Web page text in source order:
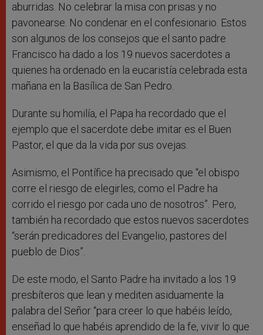
aburridas. No celebrar la misa con prisas y no
pavonearse. No condenar en el confesionario. Estos
son algunos de los consejos que el santo padre
Francisco ha dado a los 19 nuevos sacerdotes a
quienes ha ordenado en la eucaristía celebrada esta
mañana en la Basílica de San Pedro.
Durante su homilía, el Papa ha recordado que el
ejemplo que el sacerdote debe imitar es el Buen
Pastor, el que da la vida por sus ovejas.
Asimismo, el Pontífice ha precisado que “el obispo
corre el riesgo de elegirles, como el Padre ha
corrido el riesgo por cada uno de nosotros”. Pero,
también ha recordado que estos nuevos sacerdotes
“serán predicadores del Evangelio, pastores del
pueblo de Dios”.
De este modo, el Santo Padre ha invitado a los 19
presbíteros que lean y mediten asiduamente la
palabra del Señor “para creer lo que habéis leído,
enseñad lo que habéis aprendido de la fe, vivir lo que